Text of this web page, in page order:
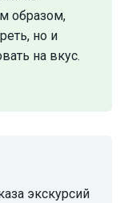
образом,
но и
на вкус.
экскурсий